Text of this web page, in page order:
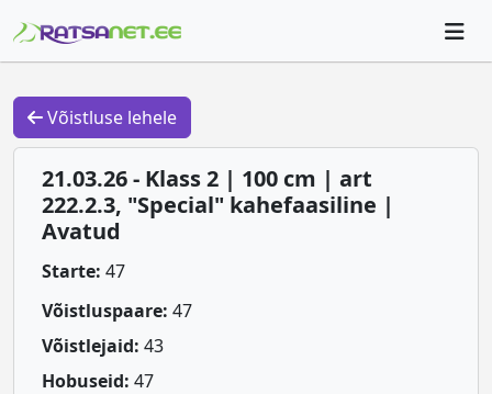
Võistluse lehele
21.03.26 - Klass 2 | 100 cm | art
222.2.3, "Special" kahefaasiline |
Avatud
Starte: 47
Võistluspaare: 47
Võistlejaid: 43
Hobuseid: 47